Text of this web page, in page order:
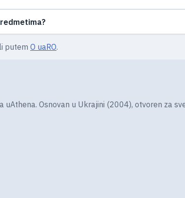
putem O uaRO.
uAthena. Osnovan u Ukrajini (2004), otvoren za